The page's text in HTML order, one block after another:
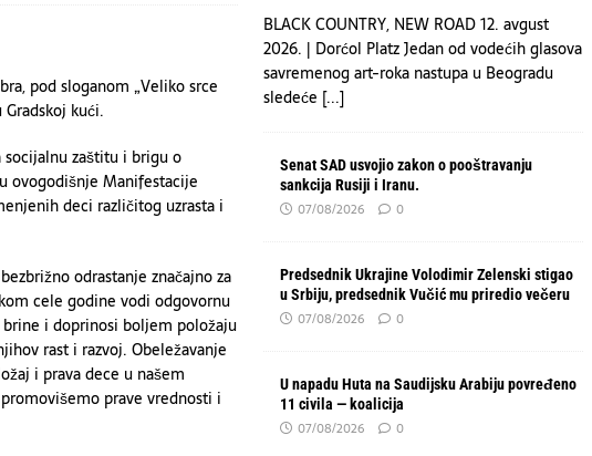
pod sloganom „Veliko srce
kući.
socijalnu zaštitu i brigu o
ovogodišnje Manifestacije
deci različitog uzrasta i
odrastanje značajno za
cele godine vodi odgovornu
i doprinosi boljem položaju
rast i razvoj. Obeležavanje
i prava dece u našem
prave vrednosti i
BLACK COUNTRY, NEW ROAD 12. avgust
2026. | Dorćol Platz Jedan od vodećih glasova
savremenog art-roka nastupa u Beogradu
sledeće [...]
Senat SAD usvojio zakon o pooštravanju
sankcija Rusiji i Iranu.
07/08/2026 0
Predsednik Ukrajine Volodimir Zelenski stigao
u Srbiju, predsednik Vučić mu priredio večeru
07/08/2026 0
U napadu Huta na Saudijsku Arabiju povređeno
11 civila — koalicija
07/08/2026 0